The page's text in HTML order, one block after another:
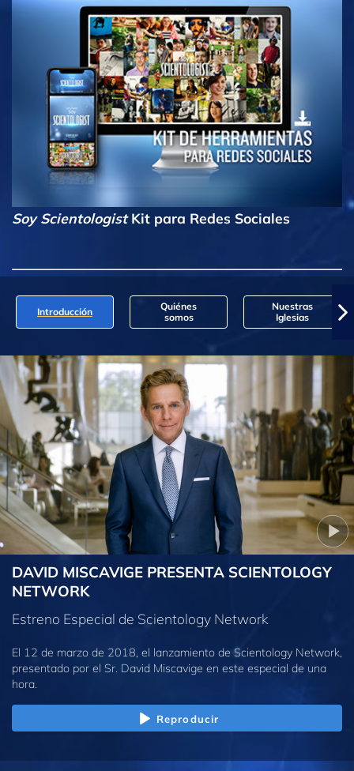
Soy ScientologistKit para Redes Sociales
Introducción
Quiénes
somos
Nuestras
Iglesias
DAVID MISCAVIGE PRESENTA SCIENTOLOGY
NETWORK
Estreno Especial de Scientology Network
El 12 de marzo de 2018, el lanzamiento de Scientology Network,
presentado por el Sr. David Miscavige en este especial de una
hora.
Reproducir